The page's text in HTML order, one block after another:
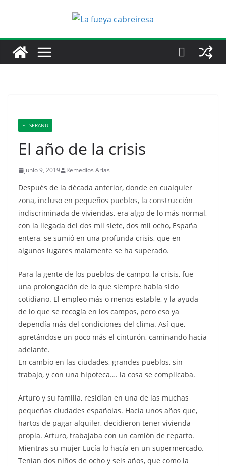
EL SERANU
El año de la crisis
junio 9, 2019 Remedios Arias
Después de la década anterior, donde en cualquier
zona, incluso en pequeños pueblos, la construcción
indiscriminada de viviendas, era algo de lo más normal,
con la llegada del dos mil siete, dos mil ocho, España
entera, se sumió en una profunda crisis, que en
algunos lugares malamente se ha superado.
Para la gente de los pueblos de campo, la crisis, fue
una prolongación de lo que siempre había sido
cotidiano. El empleo más o menos estable, y la ayuda
de lo que se recogía en los campos, pero eso ya
dependía más del condiciones del clima. Así que,
apretándose un poco más el cinturón, caminando hacia
adelante.
En cambio en las ciudades, grandes pueblos, sin
trabajo, y con una hipoteca…. la cosa se complicaba.
Arturo y su familia, residían en una de las muchas
pequeñas ciudades españolas. Hacía unos años que,
hartos de pagar alquiler, decidieron tener vivienda
propia. Arturo, trabajaba con un camión de reparto.
Mientras su mujer Lucía lo hacía en un supermercado.
Tenían dos niños de ocho y seis años, que como la